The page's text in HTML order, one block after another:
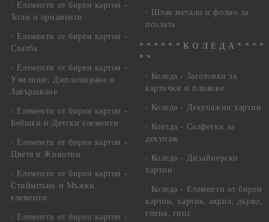
Елементи от бирен картон -
Ъгли и орнаменти
Елементи от бирен картон -
Сватба
Елементи от бирен картон -
Училище, Дипломиране и
Завършване
Елементи от бирен картон -
Бебшки и Детски елементи
Елементи от бирен картон -
Цветя и Животни
Елементи от бирен картон -
Стиймпънк и Мъжки
елементи
Елементи от бирен картон -
Шлак метали и фолио за
позлата
* * * * * * К О Л Е Д А * * * *
* *
Коледа - Заготовки за
картички и пликове
Коледа - Декупажни хартии
Коелда - Салфетки за
декупаж
Коледа - Дизайнерски
хартии
Коледа - Eлементи от бирен
картон, хартия, акрил, дърво,
глина, гипс